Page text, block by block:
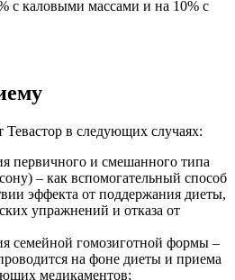
с каловыми массами и на 10% с
Тевастор в следующих случаях:
первичного и смешанного типа
– как вспомогательный способ
эффекта от поддержания диеты,
упражнений и отказа от
семейной гомозиготной формы –
на фоне диеты и приема
медикаментов;